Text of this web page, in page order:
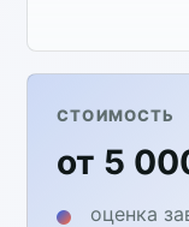
СТОИМОСТЬ
от 5
оценка